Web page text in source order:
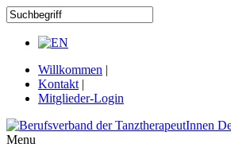
Willkommen |
Kontakt |
Mitglieder-Login
Menu